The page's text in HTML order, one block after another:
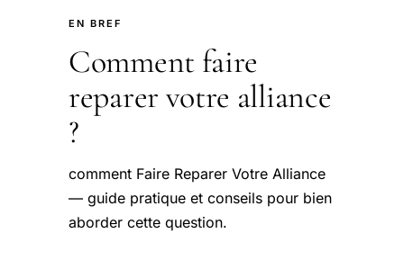
EN BREF
Comment faire
reparer votre alliance
?
comment Faire Reparer Votre Alliance
— guide pratique et conseils pour bien
aborder cette question.